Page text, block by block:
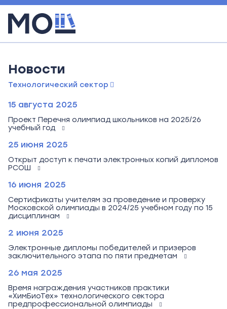
Новости
Технологический сектор
15 августа 2025
Проект Перечня олимпиад школьников на 2025/26
учебный год
25 июня 2025
Открыт доступ к печати электронных копий дипломов
РСОШ
16 июня 2025
Сертификаты учителям за проведение и проверку
Московской олимпиады в 2024/25 учебном году по 15
дисциплинам
2 июня 2025
Электронные дипломы победителей и призеров
заключительного этапа по пяти предметам
26 мая 2025
Время награждения участников практики
«ХимБиоТех» технологического сектора
предпрофессиональной олимпиады